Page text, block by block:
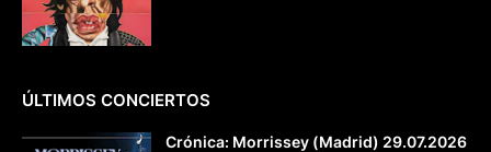
ÚLTIMOS CONCIERTOS
Crónica: Morrissey (Madrid) 29.07.2026